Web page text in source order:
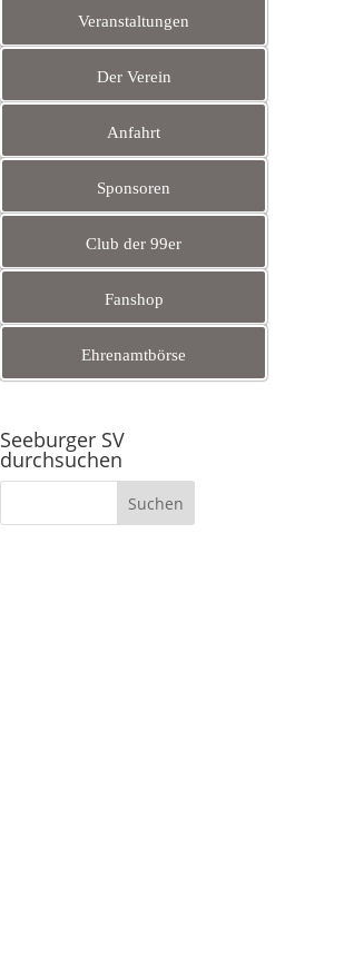
Veranstaltungen
Der Verein
Anfahrt
Sponsoren
Club der 99er
Fanshop
Ehrenamtbörse
Seeburger SV
durchsuchen